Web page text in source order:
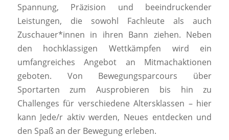
Spannung, Präzision und beeindruckender
Leistungen, die sowohl Fachleute als auch
Zuschauer*innen in ihren Bann ziehen. Neben
den hochklassigen Wettkämpfen wird ein
umfangreiches Angebot an Mitmachaktionen
geboten. Von Bewegungsparcours über
Sportarten zum Ausprobieren bis hin zu
Challenges für verschiedene Altersklassen – hier
kann Jede/r aktiv werden, Neues entdecken und
den Spaß an der Bewegung erleben.